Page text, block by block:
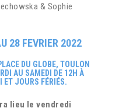
& Sophie
28 FEVRIER 2022
DU GLOBE, TOULON
AU SAMEDI DE 12H À
ET JOURS FÉRIÉS.
lieu le vendredi